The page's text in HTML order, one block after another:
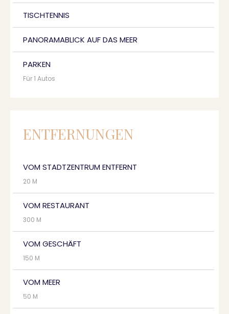
TISCHTENNIS
PANORAMABLICK AUF DAS MEER
PARKEN
Für 1 Autos
ENTFERNUNGEN
VOM STADTZENTRUM ENTFERNT
20 M
VOM RESTAURANT
300 M
VOM GESCHÄFT
150 M
VOM MEER
50 M